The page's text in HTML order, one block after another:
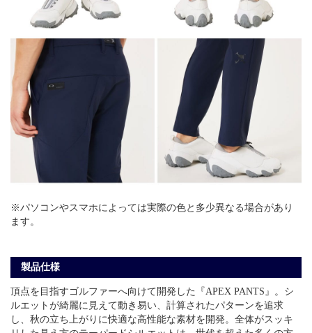
※パソコンやスマホによっては実際の色と多少異なる場合があり
ます。
製品仕様
頂点を目指すゴルファーへ向けて開発した『APEX PANTS』。シ
ルエットが綺麗に見えて動き易い、計算されたパターンを追求
し、秋の立ち上がりに快適な高性能な素材を開発。全体がスッキ